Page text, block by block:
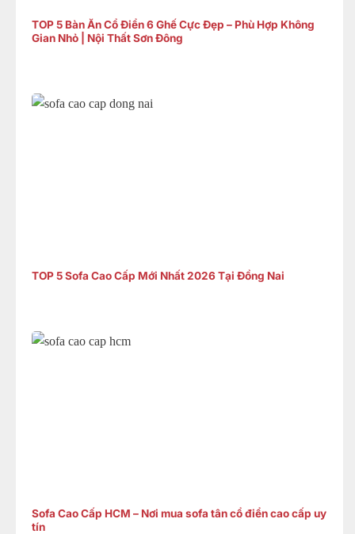
TOP 5 Bàn Ăn Cổ Điển 6 Ghế Cực Đẹp – Phù Hợp Không
Gian Nhỏ | Nội Thất Sơn Đông
TOP 5 Sofa Cao Cấp Mới Nhất 2026 Tại Đồng Nai
Sofa Cao Cấp HCM – Nơi mua sofa tân cổ điển cao cấp uy
tín